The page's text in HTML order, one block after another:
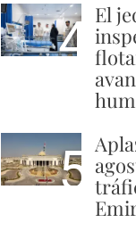
4 El
5